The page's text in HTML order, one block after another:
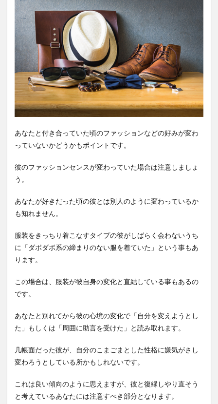
あなたと付き合っていた頃のファッションなどの好みが変わ
っていないかどうかもポイントです。
彼のファッションセンスが変わっていた場合は注意しましょ
う。
あなたが好きだった頃の彼とは別人のように変わっているか
も知れません。
服装をきっちり着こなすタイプの彼がしばらく会わないうち
に「ダボダボ系の締まりのない服を着ていた」という事もあ
ります。
この場合は、服装が彼自身の変化と直結している事もあるの
です。
あなたと別れてから彼の心境の変化で「自分を変えようとし
た」もしくは「周囲に助言を受けた」と読み取れます。
几帳面だった彼が、自分のこまごまとした性格に嫌気がさし
変わろうとしている所かもしれないです。
これは良い傾向のように思えますが、彼と復縁しやり直そう
と考えているあなたには注意すべき部分となります。